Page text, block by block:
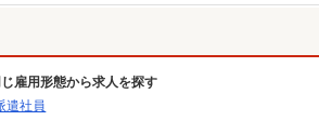
じ雇用形態から求人を探す
遣社員